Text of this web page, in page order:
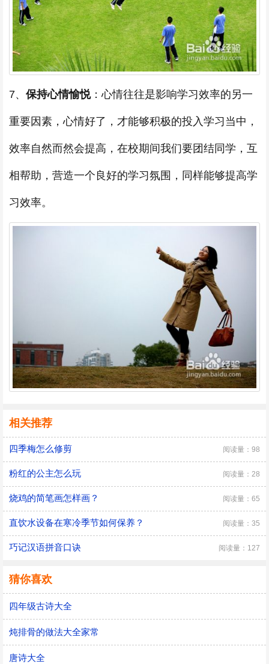
7、 保持心情愉悦：心情往往是影响学习效率的另一
重要因素，心情好了，才能够积极的投入学习当中，
效率自然而然会提高，在校期间我们要团结同学，互
相帮助，营造一个良好的学习氛围，同样能够提高学
习效率。
相关推荐
四季梅怎么修剪 阅读量：98
粉红的公主怎么玩 阅读量：28
烧鸡的简笔画怎样画？ 阅读量：65
直饮水设备在寒冷季节如何保养？ 阅读量：35
巧记汉语拼音口诀 阅读量：127
猜你喜欢
四年级古诗大全
炖排骨的做法大全家常
唐诗大全